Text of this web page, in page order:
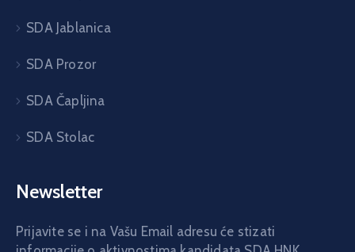
SDA Jablanica
SDA Prozor
SDA Čapljina
SDA Stolac
Newsletter
Prijavite se i na Vašu Email adresu će stizati